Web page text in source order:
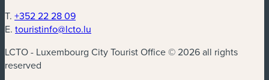
T. +352 22 28 09
E. touristinfo@lcto.lu
LCTO - Luxembourg City Tourist Office © 2026 all rights
reserved